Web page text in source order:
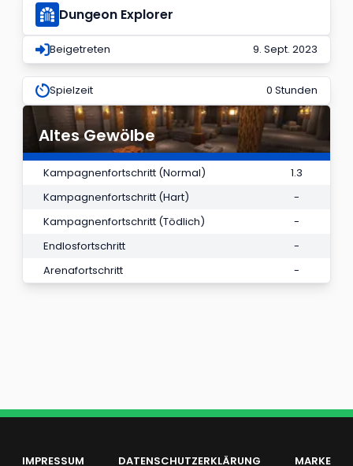
Dungeon Explorer
Beigetreten 9. Sept. 2023
Spielzeit 0 Stunden
Altes Gewölbe
Kampagnenfortschritt (Normal)
1.3
Kampagnenfortschritt (Hart)
-
Kampagnenfortschritt (Tödlich)
-
Endlosfortschritt
-
Arenafortschritt
-
IMPRESSUM DATENSCHUTZERKLÄRUNG MARKE